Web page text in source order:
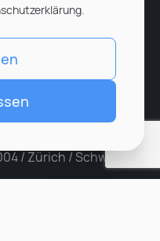
/ Zürich / Schweiz